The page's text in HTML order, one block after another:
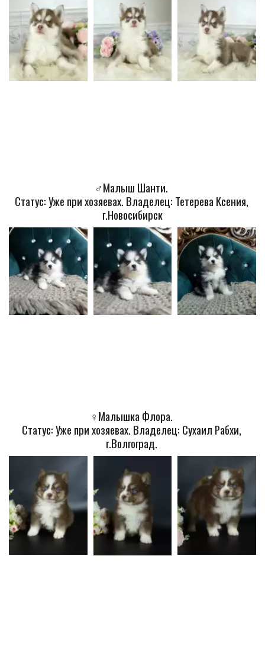
♂️Малыш Шанти.
Статус: Уже при хозяевах. Владелец: Тетерева Ксения,
г.Новосибирск
♀️Малышка Флора.
Статус: Уже при хозяевах. Владелец: Сухаил Рабхи,
г.Волгоград.